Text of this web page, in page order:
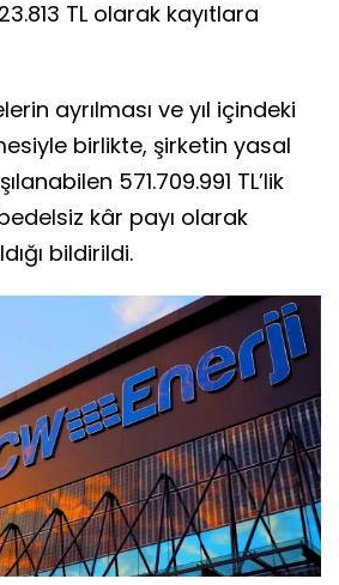
TL olarak kayıtlara
ayrılması ve yıl içindeki
birlikte, şirketin yasal
571.709.991 TL’lik
kâr payı olarak
bildirildi.